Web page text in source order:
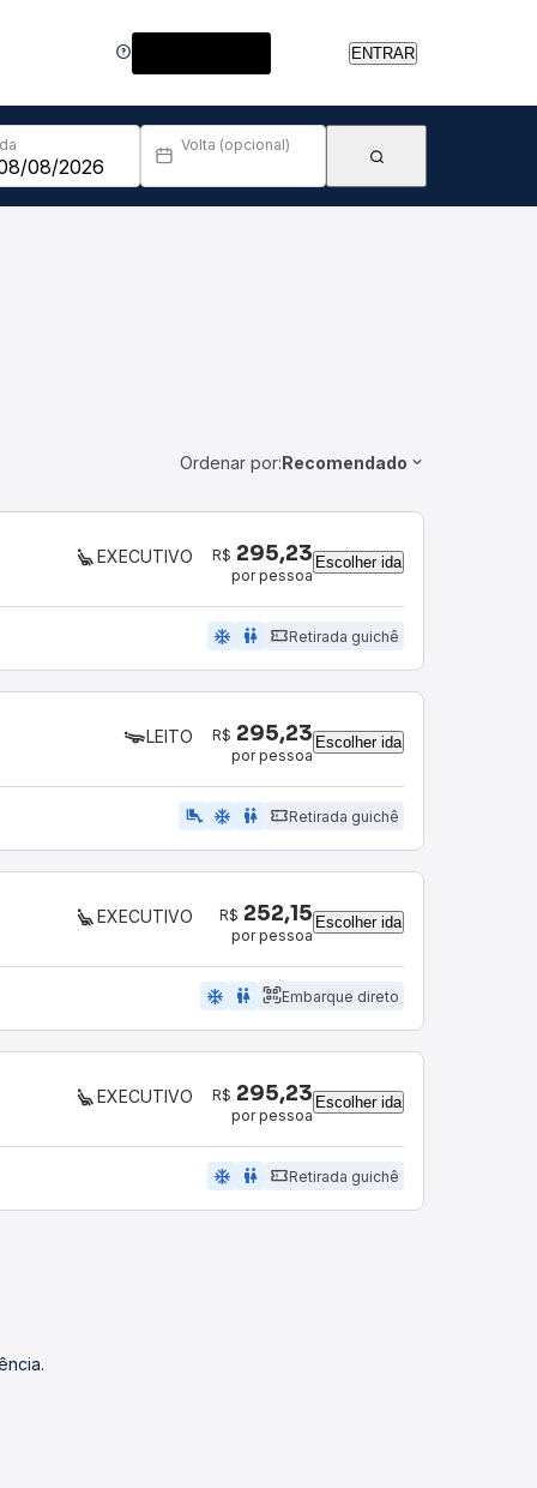
ENTRAR
Volta (opcional)
Ordenar por:Recomendado
EXECUTIVO R$ 295,23
por pessoa
Escolher ida
ac_unit wc Retirada guichê
LEITO R$ 295,23
por pessoa
Escolher ida
airline_seat_legroom_extra ac_unit wc Retirada guichê
EXECUTIVO R$ 252,15
por pessoa
Escolher ida
ac_unit wc Embarque direto
EXECUTIVO R$ 295,23
por pessoa
Escolher ida
ac_unit wc Retirada guichê